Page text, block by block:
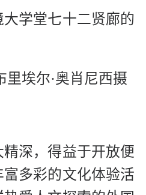
学堂七十二贤廊的
里埃尔·奥肖尼西摄
深，得益于开放便
多彩的文化体验活